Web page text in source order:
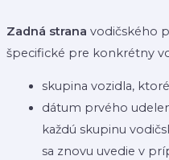
Zadná strana vodičského
špecifické pre konkrétny
skupina vozidla,
dátum prvého
každú skupinu
sa znovu uvedie v